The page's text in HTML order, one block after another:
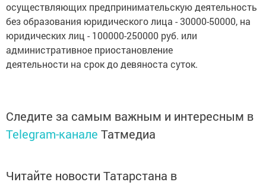
осуществляющих предпринимательскую деятельность
без образования юридического лица - 30000-50000, на
юридических лиц - 100000-250000 руб. или
административное приостановление
деятельности на срок до девяноста суток.
Следите за самым важным и интересным в
Telegram-канале Татмедиа
Читайте новости Татарстана в